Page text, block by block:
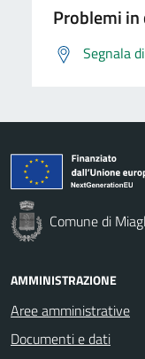
Problemi
Segnala
Comune di
AMMINISTRAZIONE
Aree amministrative
Documenti e dati